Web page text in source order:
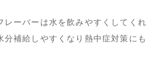
レーバーは水を飲みやすくしてくれ
分補給しやすくなり熱中症対策にも